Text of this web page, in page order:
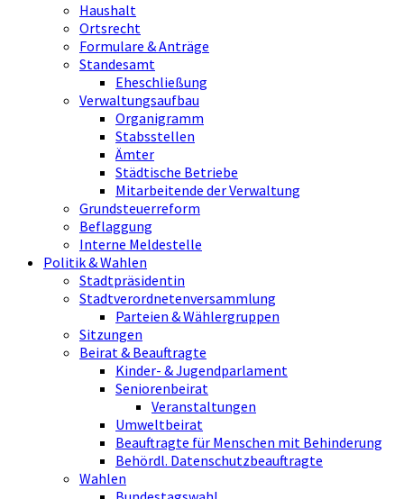
Haushalt
Ortsrecht
Formulare & Anträge
Standesamt
Eheschließung
Verwaltungsaufbau
Organigramm
Stabsstellen
Ämter
Städtische Betriebe
Mitarbeitende der Verwaltung
Grundsteuerreform
Beflaggung
Interne Meldestelle
Politik & Wahlen
Stadtpräsidentin
Stadtverordnetenversammlung
Parteien & Wählergruppen
Sitzungen
Beirat & Beauftragte
Kinder- & Jugendparlament
Seniorenbeirat
Veranstaltungen
Umweltbeirat
Beauftragte für Menschen mit Behinderung
Behördl. Datenschutzbeauftragte
Wahlen